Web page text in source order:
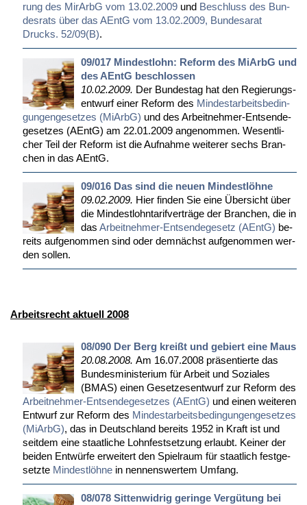
rung des Mi­rArbG vom 13.02.2009 und Be­schluss des Bun­
des­rats über das AEntG vom 13.02.2009, Bun­de­sa­rat
Drucks. 52/09(B).
09/017 Mindestlohn: Reform des MiArbG und
des AEntG beschlossen
10.02.2009. Der Bun­des­tag hat den Re­gie­rungs­
ent­wurf ei­ner Re­form des Min­dest­ar­beits­be­din­
gun­gen­ge­set­zes (Mi­ArbG) und des Ar­beit­neh­mer-Ent­sen­de­
ge­set­zes (AEntG) am 22.01.2009 an­ge­nom­men. We­sent­li­
cher Teil der Re­form ist die Auf­nah­me wei­te­rer sechs Bran­
chen in das AEntG.
09/016 Das sind die neuen Mindestlöhne
09.02.2009. Hier fin­den Sie ei­ne Über­sicht über
die Min­dest­lohn­ta­rif­ver­trä­ge der Bran­chen, die in
das Ar­beit­neh­mer-Ent­sen­de­ge­setz (AEntG) be­
reits auf­ge­nom­men sind oder dem­nächst auf­ge­nom­men wer­
den sol­len.
Arbeitsrecht aktuell 2008
08/090 Der Berg kreißt und gebiert eine Maus
20.08.2008. Am 16.07.2008 prä­sen­tier­te das
Bun­des­mi­nis­te­ri­um für Ar­beit und So­zia­les
(BMAS) ei­nen Ge­set­zes­ent­wurf zur Re­form des
Ar­beit­neh­mer-Ent­sen­de­ge­set­zes (AEntG) und ei­nen wei­te­ren
Ent­wurf zur Re­form des Min­dest­ar­beits­be­din­gun­gen­ge­set­zes
(Mi­ArbG), das in Deutsch­land be­reits 1952 in Kraft ist und
seit­dem ei­ne staat­li­che Lohn­fest­set­zung er­laubt. Kei­ner der
bei­den Ent­wür­fe er­wei­tert den Spiel­raum für staat­lich fest­ge­
setz­te Min­dest­löh­ne in nen­nens­wer­tem Um­fang.
08/078 Sittenwidrig geringe Vergütung bei